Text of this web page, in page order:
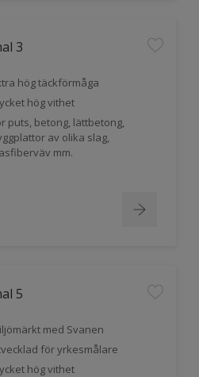
3
hög täckförmåga
hög vithet
puts, betong, lättbetong,
av olika slag,
mm.
5
med Svanen
för yrkesmålare
hög vithet